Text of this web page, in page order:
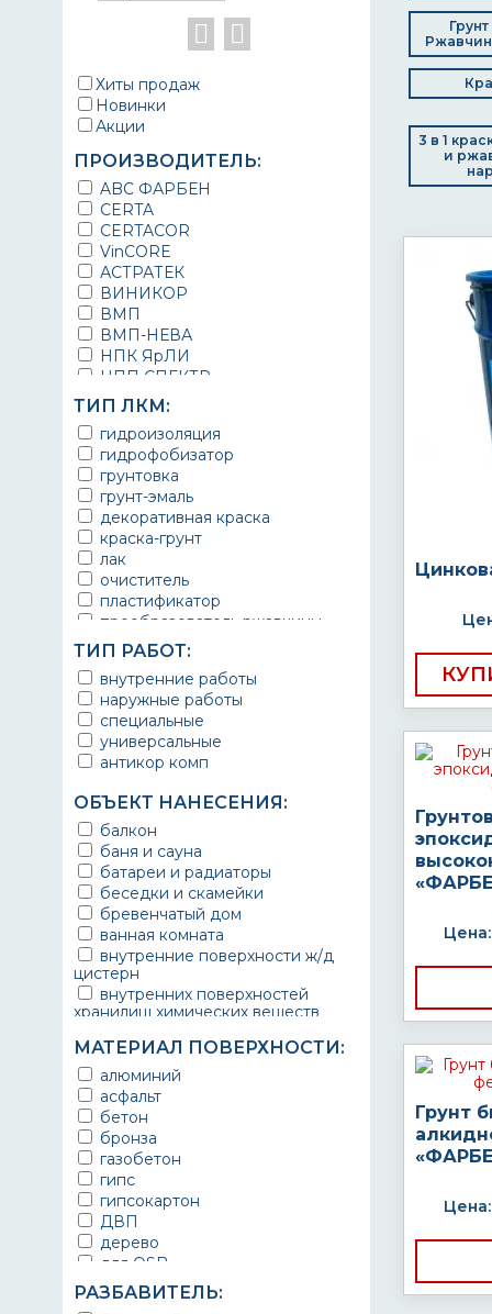
Хиты продаж
Новинки
Акции
ПРОИЗВОДИТЕЛЬ:
ABC ФАРБЕН
CERTA
CERTACOR
VinCORE
АСТРАТЕК
ВИНИКОР
ВМП
ВМП-НЕВА
НПК ЯрЛИ
НПП СПЕКТР
НПФ ЭМАЛЬ
ТЕРМА
УРЕПЛЕН
ТИП ЛКМ:
гидроизоляция
гидрофобизатор
грунтовка
грунт-эмаль
декоративная краска
краска-грунт
лак
очиститель
пластификатор
преобразователь ржавчины
эмаль
Краска
Покрытие
грунт эмаль
защитное покрытие
ТИП РАБОТ:
внутренние работы
наружные работы
специальные
универсальные
антикор комп
ОБЪЕКТ НАНЕСЕНИЯ:
балкон
баня и сауна
батареи и радиаторы
беседки и скамейки
бревенчатый дом
ванная комната
внутренние поверхности ж/д
цистерн
внутренних поверхностей
хранилищ химических веществ
ворота
выхлопные системы
автомобилей
газопроводы
гараж
гидротехнические сооружения
городской транспорт
грузовые вагоны
двери металлические
детали двигателей
детали машин
для автомобилей
МАТЕРИАЛ ПОВЕРХНОСТИ:
алюминий
асфальт
бетон
бронза
газобетон
гипс
гипсокартон
ДВП
дерево
для OSB
для бетона
для гипса
РАЗБАВИТЕЛЬ:
3 в 1
и
Цена:
Грунт
Цена: